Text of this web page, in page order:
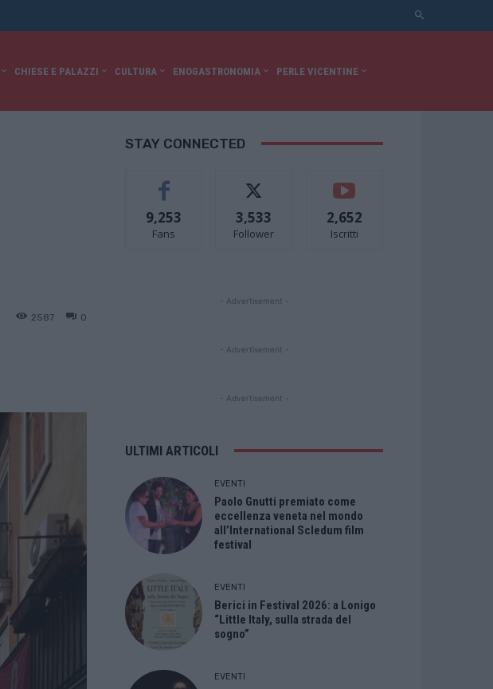
CHIESE E PALAZZI CULTURA ENOGASTRONOMIA PERLE VICENTINE
0
2587
STAY CONNECTED
9,253
Fans
3,533
Follower
2,652
Iscritti
- Advertisement -
- Advertisement -
- Advertisement -
ULTIMI ARTICOLI
EVENTI
Paolo Gnutti premiato come
eccellenza veneta nel mondo
all’International Scledum film
festival
EVENTI
Berici in Festival 2026: a Lonigo
“Little Italy, sulla strada del
sogno”
EVENTI